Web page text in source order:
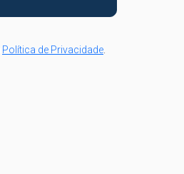
Política de Privacidade